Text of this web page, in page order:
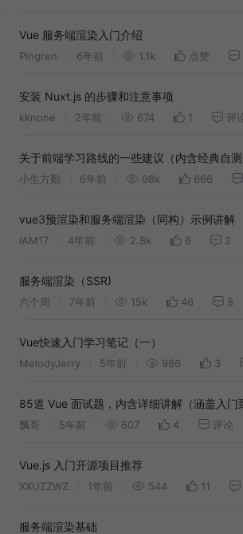
Vue 服务端渲染入门介绍
Pingren 6年前 1.1k 点赞
安装 Nuxt.js 的步骤和注意事项
kknone 2年前 674 1 评
关于前端学习路线的一些建议（内含经典自测
小生方勤 6年前 98k 666
vue3预渲染和服务端渲染（同构）示例讲解
IAM17 4年前 2.8k 6 2
服务端渲染（SSR)
六个周 7年前 15k 46 8
Vue快速入门学习笔记（一）
MelodyJerry 5年前 986 3
85道 Vue 面试题，内含详细讲解（涵盖入门
掌握程度）
飘哥 5年前 607 4 评论
Vue.js 入门开源项目推荐
XXUZZWZ 1年前 544 11
服务端渲染基础